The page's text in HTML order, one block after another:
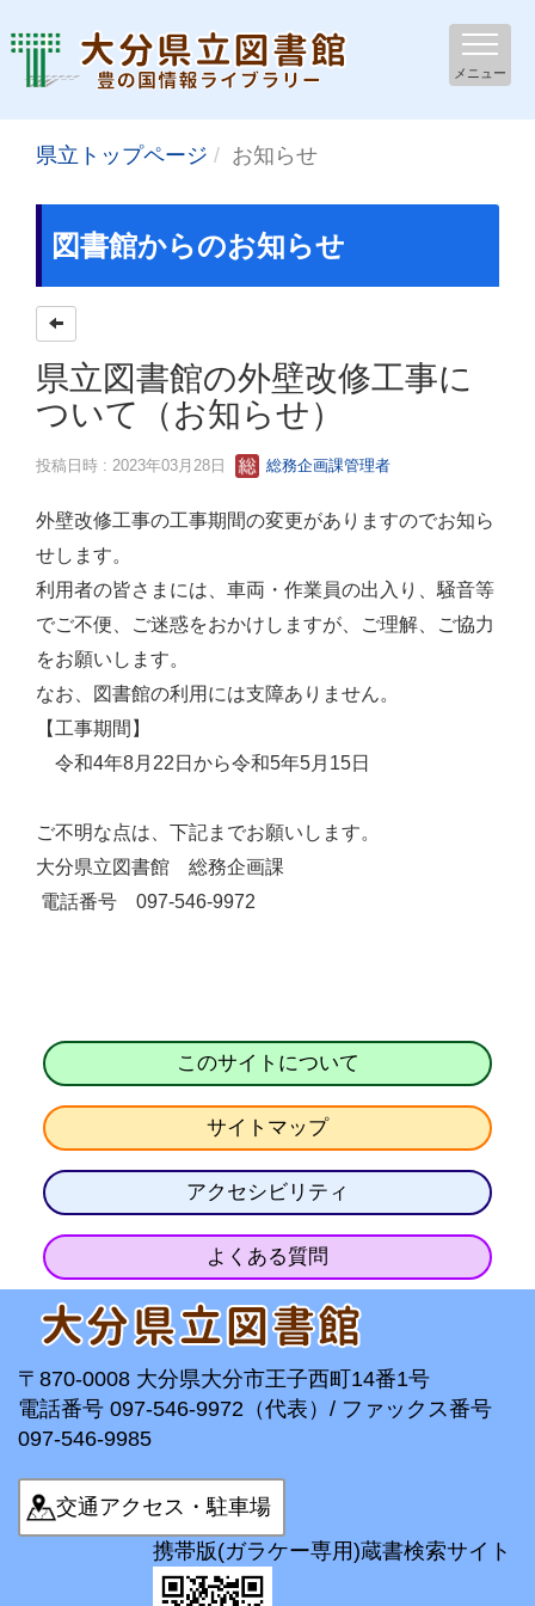
メニュー
県立トップページ お知らせ
図書館からのお知らせ
県立図書館の外壁改修工事に
ついて（お知らせ）
投稿日時 : 2023年03月28日 総務企画課管理者
外壁改修工事の工事期間の変更がありますのでお知ら
せします。
利用者の皆さまには、車両・作業員の出入り、騒音等
でご不便、ご迷惑をおかけしますが、ご理解、ご協力
をお願いします。
なお、図書館の利用には支障ありません。
【工事期間】
令和4年8月22日から令和5年5月15日
ご不明な点は、下記までお願いします。
大分県立図書館 総務企画課
電話番号 097-546-9972
このサイトについて
サイトマップ
アクセシビリティ
よくある質問
〒870-0008 大分県大分市王子西町14番1号
電話番号 097-546-9972（代表）/ ファックス番号
097-546-9985
交通アクセス・駐車場
携帯版(ガラケー専用)蔵書検索サイト